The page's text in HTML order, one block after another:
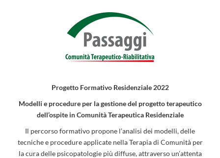
Progetto Formativo Residenziale 2022
Modelli e procedure per la gestione del progetto terapeutico
dell’ospite in Comunità Terapeutica Residenziale
Il percorso formativo propone l’analisi dei modelli, delle
tecniche e procedure applicate nella Terapia di Comunità per
la cura delle psicopatologie più diffuse, attraverso un’attenta